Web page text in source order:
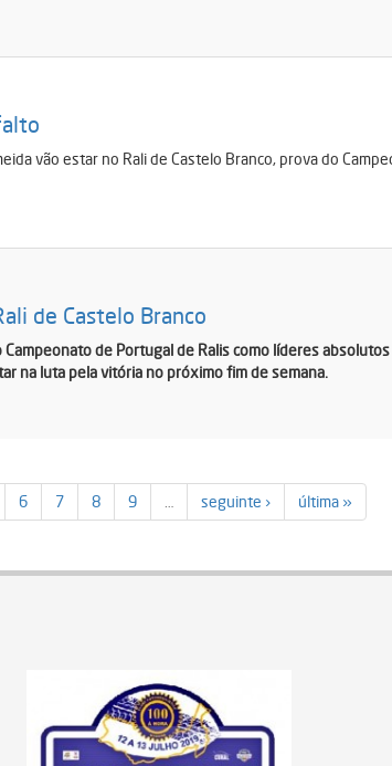
vão estar no Rali de Castelo Branco, prova do
de Castelo Branco
de Portugal de Ralis como líderes
na luta pela vitória no próximo fim de semana.
6 7 8 9 seguinte › última »